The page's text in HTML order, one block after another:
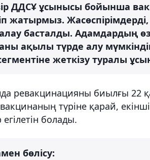
ДДСҰ ұсынысы бойынша
жатырмыз.
басталды. Адамдардың
ақылы түрде алу
жеткізу туралы
ревакцинацияны биылғы 22
түріне қарай,
болады.
бөлісу: